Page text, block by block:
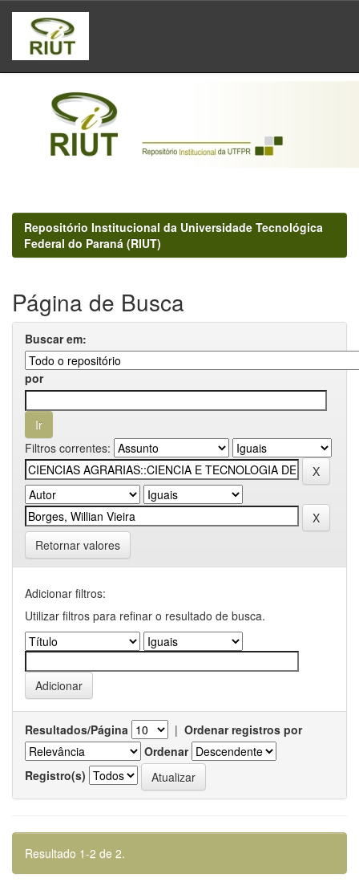
Skip
navigation
Repositório Institucional da Universidade Tecnológica
Federal do Paraná (RIUT)
Página de Busca
Buscar em:
por
Filtros correntes:
Retornar valores
Adicionar filtros:
Utilizar filtros para refinar o resultado de busca.
Resultados/Página | Ordenar registros por
Ordenar
Registro(s)
Resultado 1-2 de 2.